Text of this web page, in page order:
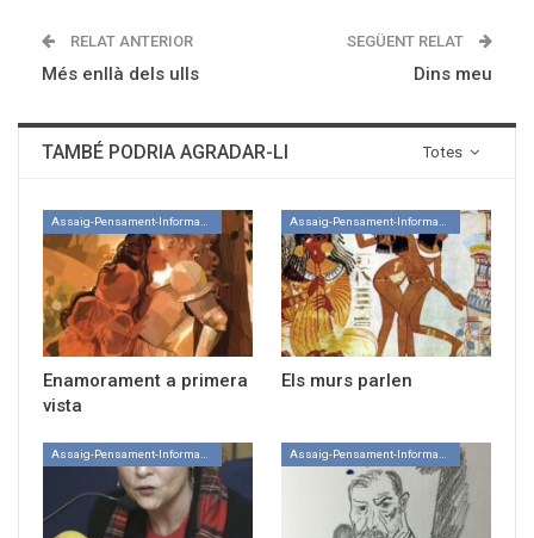
RELAT ANTERIOR
Més enllà dels ulls
SEGÜENT RELAT
Dins meu
Totes
TAMBÉ PODRIA AGRADAR-LI
Enamorament a primera
vista
Els murs parlen
Assaig-Pensament-Informació Assaig-Pensament-Informació